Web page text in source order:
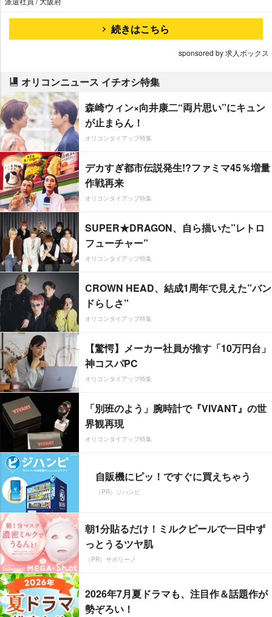
続きはこちら
sponsored by 求人ボックス
オリコンニュース イチオシ特集
森崎ウィン×向井康二“両片思い”にキュン
が止まらん！
オリコンタイアップ特集
デカすぎ都市伝説発生!?ファミマ45％増量
作戦再来
オリコンタイアップ特集
SUPER★DRAGON、自ら描いた”レトロ
フューチャー”
オリコンタイアップ特集
CROWN HEAD、結成1周年で見えた”バン
ドらしさ”
オリコンタイアップ特集
【驚愕】メーカー社員が推す「10万円台」
神コスパPC
オリコンタイアップ特集
「別班のよう」腕時計で『VIVANT』の世
界観再現
オリコンタイアップ特集
自販機にピッ！ですぐに買えちゃう
（PR）ジハンピ
朝1分貼るだけ！ミルクピールで一日中ず
っとうるツヤ肌
（PR）サボリーノ
2026年7月夏ドラマも、注目作＆話題作が
勢ぞろい！